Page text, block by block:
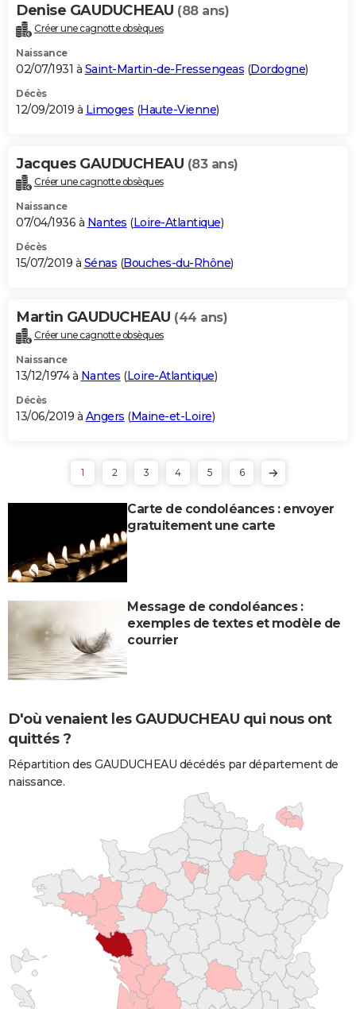
Denise GAUDUCHEAU (88 ans)
Créer une cagnotte obsèques
Naissance
02/07/1931 à Saint-Martin-de-Fressengeas (Dordogne)
Décès
12/09/2019 à Limoges (Haute-Vienne)
Jacques GAUDUCHEAU (83 ans)
Créer une cagnotte obsèques
Naissance
07/04/1936 à Nantes (Loire-Atlantique)
Décès
15/07/2019 à Sénas (Bouches-du-Rhône)
Martin GAUDUCHEAU (44 ans)
Créer une cagnotte obsèques
Naissance
13/12/1974 à Nantes (Loire-Atlantique)
Décès
13/06/2019 à Angers (Maine-et-Loire)
1 2 3 4 5 6
Carte de condoléances : envoyer
gratuitement une carte
Message de condoléances :
exemples de textes et modèle de
courrier
D'où venaient les GAUDUCHEAU qui nous ont
quittés ?
Répartition des GAUDUCHEAU décédés par département de
naissance.